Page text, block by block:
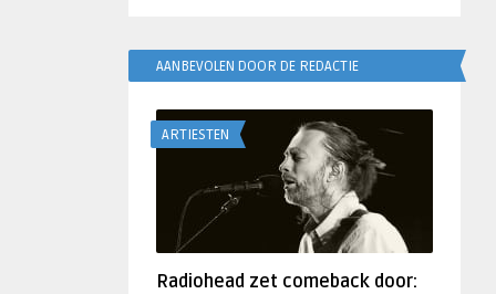
AANBEVOLEN DOOR DE REDACTIE
ARTIESTEN
Radiohead zet comeback door: